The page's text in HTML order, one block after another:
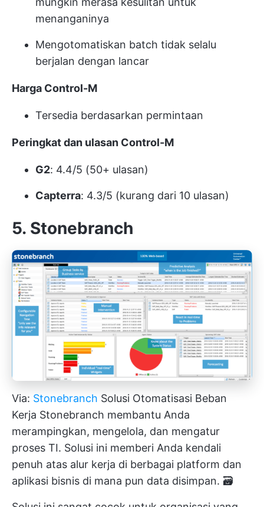
menanganinya
Mengotomatiskan batch tidak selalu
berjalan dengan lancar
Harga Control-M
Tersedia berdasarkan permintaan
Peringkat dan ulasan Control-M
G2: 4.4/5 (50+ ulasan)
Capterra: 4.3/5 (kurang dari 10 ulasan)
5. Stonebranch
Via: Stonebranch Solusi Otomatisasi Beban
Kerja Stonebranch membantu Anda
merampingkan, mengelola, dan mengatur
proses TI. Solusi ini memberi Anda kendali
penuh atas alur kerja di berbagai platform dan
aplikasi bisnis di mana pun data disimpan. 🗃️